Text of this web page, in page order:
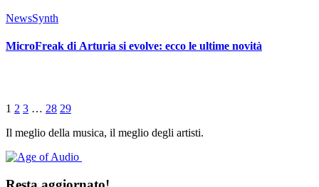
NewsSynth
MicroFreak di Arturia si evolve: ecco le ultime novità
1 2 3 … 28 29
Il meglio della musica, il meglio degli artisti.